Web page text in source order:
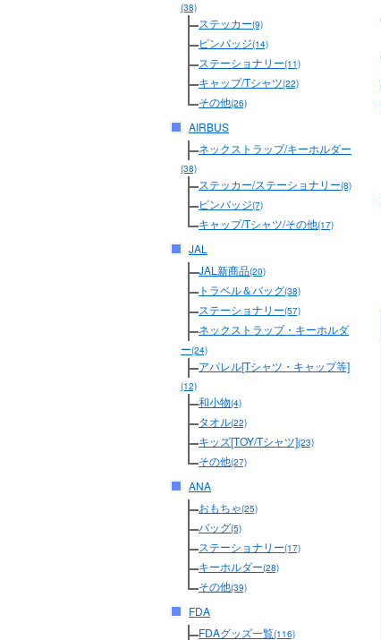
(38)
ステッカー(9)
ピンバッジ(14)
ステーショナリー(11)
キャップ/Tシャツ(22)
その他(26)
AIRBUS
ネックストラップ/キーホルダー
(38)
ステッカー/ステーショナリー(8)
ピンバッジ(7)
キャップ/Tシャツ/その他(17)
JAL
JAL新商品(20)
トラベル＆バッグ(38)
ステーショナリー(57)
ネックストラップ・キーホルダ
ー(24)
アパレル[Tシャツ・キャップ等]
(12)
和小物(4)
タオル(22)
キッズ[TOY/Tシャツ](23)
その他(27)
ANA
おもちゃ(25)
バッグ(5)
ステーショナリー(17)
キーホルダー(28)
その他(39)
FDA
FDAグッズ一覧(116)